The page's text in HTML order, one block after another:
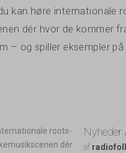
kan høre internationale
dér hvor de kommer
– og spiller eksempler
af
roots-
dér